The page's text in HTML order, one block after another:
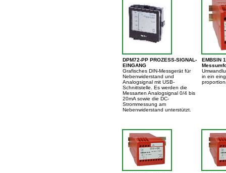
DPM72-PP PROZESS-SIGNAL-
EINGANG
Grafisches DIN-Messgerät für
Nebenwiderstand und
Analogsignal mit USB-
Schnittstelle. Es werden die
Messarten Analogsignal 0/4 bis
20mA sowie die DC-
Strommessung am
Nebenwiderstand unterstützt.
EMBSIN
in ein